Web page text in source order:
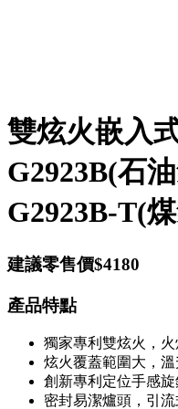
雙炫火嵌入
G2923B(石
G2923B-T(
建議零售價$4180
產品特點
獨家專利雙炫火，
炫火覆蓋範圍大，
創新專利定位手感
密封易潔爐頭，引